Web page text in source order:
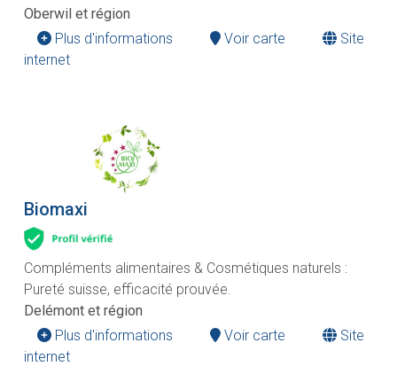
Oberwil et région
Plus d'informations
Voir carte
Site
internet
Biomaxi
Compléments alimentaires & Cosmétiques naturels :
Pureté suisse, efficacité prouvée.
Delémont et région
Plus d'informations
Voir carte
Site
internet